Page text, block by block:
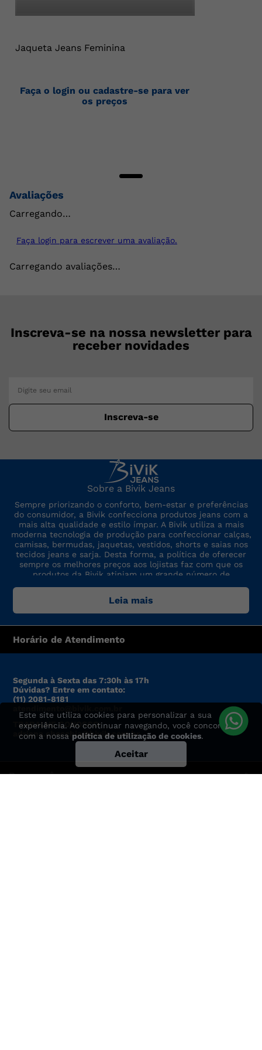
Este site utiliza cookies para personalizar a sua
experiência. Ao continuar navegando, você concorda
com a nossa política de utilização de cookies.
Aceitar
Jaqueta Jeans Feminina
Faça o login ou cadastre-se para ver
os preços
Avaliações
Carregando…
Faça login para escrever uma avaliação.
Carregando avaliações…
Inscreva-se na nossa newsletter para
receber novidades
Inscreva-se
Sobre a Bivik Jeans
Sempre priorizando o conforto, bem-estar e preferências
do consumidor, a Bivik confecciona produtos jeans com a
mais alta qualidade e estilo ímpar. A Bivik utiliza a mais
moderna tecnologia de produção para confeccionar calças,
camisas, bermudas, jaquetas, vestidos, shorts e saias nos
tecidos jeans e sarja. Desta forma, a política de oferecer
sempre os melhores preços aos lojistas faz com que os
produtos da Bivik atinjam um grande número de
qualidade e modelo altamente competitivos.
Leia mais
Horário de Atendimento
Segunda à Sexta das 7:30h às 17h
Dúvidas? Entre em contato:
(11) 2081-8181
TRABALHE CONOSCO:
adriana.checchia@bivik.com.br
Para você